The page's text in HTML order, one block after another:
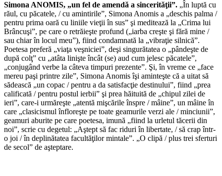
Simona ANOMIS, „un fel de amendă a sincerităţii”. „În luptă cu
răul, cu păcatele, / cu amintirile”, Simona Anomis a „deschis palma /
pentru prima oară cu liniile vieţii în sus” şi meditează la „Crima lui
Brâncuşi”, pe care o retrăieşte profund („iarba creşte şi fără mine /
sau chiar în locul meu”), fiind condamnată la „vibraţie silnică”.
Poetesa preferă „viaţa veşniciei”, deşi singurătatea o „pândeşte de
după colţ” cu „atâta linişte încât (se) aud cum jelesc păcatele”,
„conjugând verbe la câteva timpuri prezente”. Şi, în vreme ce „face
mereu paşi printre zile”, Simona Anomis îşi aminteşte că a uitat să
sădească „un copac / pentru a da satisfacţie destinului”, fiind „prea
calificată / pentru postul ierbii” şi prea hăituită de „chipul zilei de
ieri”, care-i urmăreşte „atentă mişcările înspre / mâine”, un mâine în
care „clasicismul înfloreşte pe toate geamurile verzi ale / minciunii”,
geamuri aburite pe care poetesa, imună „fiind la urletul tăcerii din
noi”, scrie cu degetul: „Aştept să fac riduri în libertate, / să crap într-
o joi / în deplinătatea facultăţilor mintale”. „O clipă / plus trei sferturi
de secol” de aşteptare.